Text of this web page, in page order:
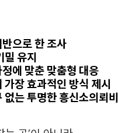
으로 한 조사
밀 유지
에 맞춘 맞춤형 대응
장 효과적인 방식 제시
없는 투명한 흥신소의뢰